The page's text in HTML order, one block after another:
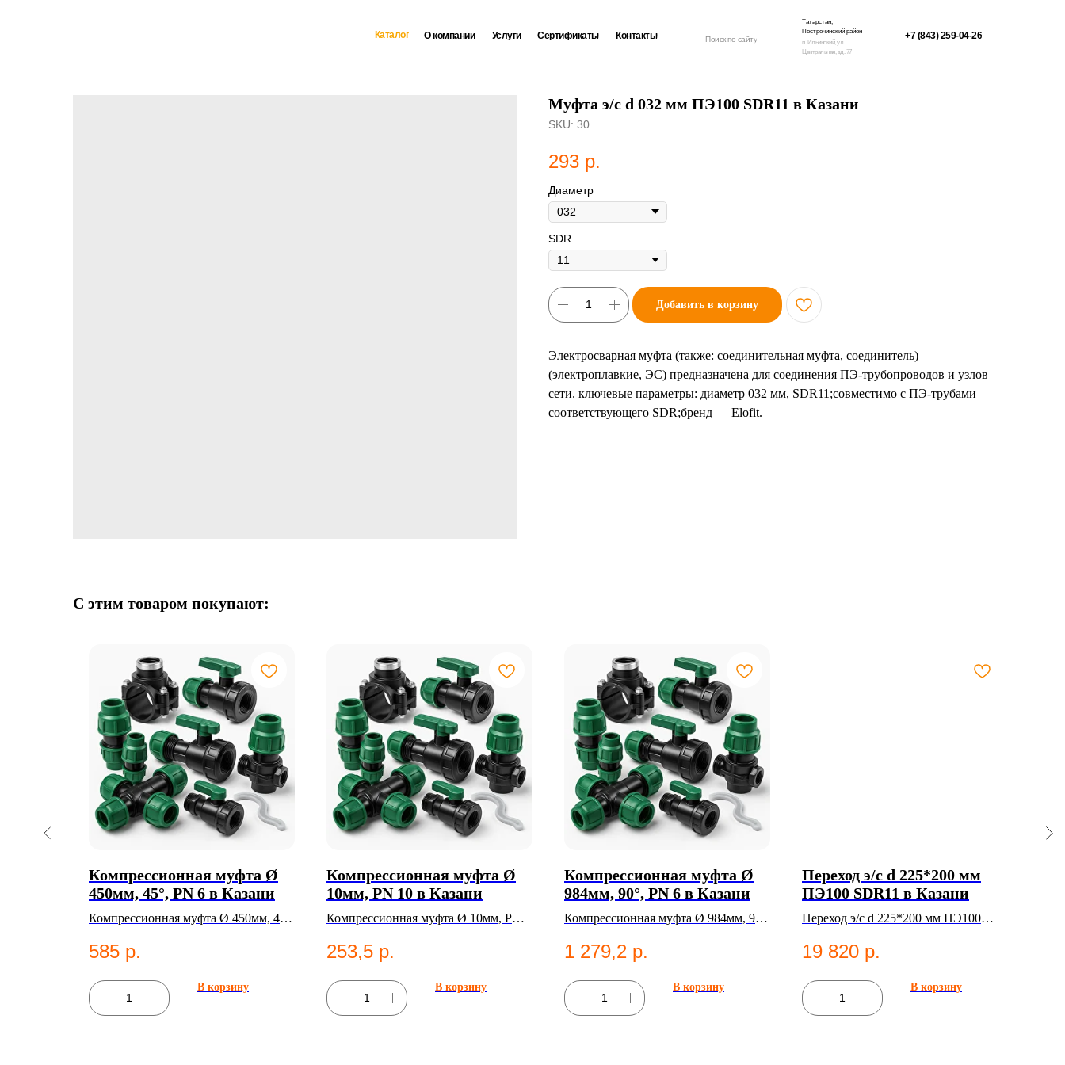
Поиск по сайту
Контакты
Сертификаты
Услуги +7 (843) 259-04-26
О компании
п. Ильинский, ул.
Центральная, зд. 77
Татарстан,
Пестречинский район
Каталог
Муфта э/с d 032 мм ПЭ100 SDR11 в Казани
SKU: 30
293 р.
Диаметр
SDR
Добавить в корзину
Электросварная муфта (также: соединительная муфта, соединитель)
(электроплавкие, ЭС) предназначена для соединения ПЭ-трубопроводов и узлов
сети. ключевые параметры: диаметр 032 мм, SDR11;совместимо с ПЭ-трубами
соответствующего SDR;бренд — Elofit.
С этим товаром покупают:
Компрессионная муфта Ø
450мм, 45°, PN 6 в Казани
Компрессионная муфта Ø 450мм, 45°,
фитинги;Муфты.
585 р.
В корзину
Компрессионная муфта Ø
10мм, PN 10 в Казани
Компрессионная муфта Ø 10мм, PN
фитинги;Муфты.
253,5 р.
В корзину
Компрессионная муфта Ø
984мм, 90°, PN 6 в Казани
Компрессионная муфта Ø 984мм, 90°,
фитинги;Муфты.
1 279,2 р.
В корзину
Переход э/с d 225*200 мм
ПЭ100 SDR11 в Казани
Переход э/с d 225*200 мм ПЭ100
водоснабжения.
19 820 р.
В корзину